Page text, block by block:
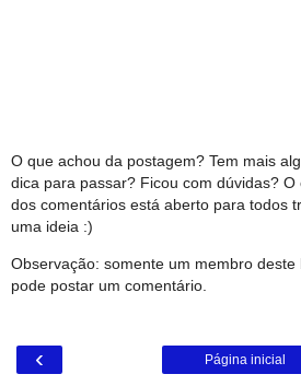
O que achou da postagem? Tem mais
dica para passar? Ficou com dúvidas? O
dos comentários está aberto para todos
uma ideia :)
Observação: somente um membro deste
pode postar um comentário.
‹ Página inicial